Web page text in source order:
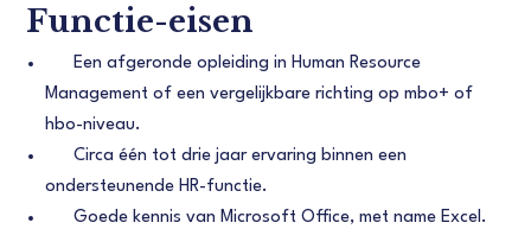
Functie-eisen
Een afgeronde opleiding in Human Resource
Management of een vergelijkbare richting op mbo+ of
hbo-niveau.
Circa één tot drie jaar ervaring binnen een
ondersteunende HR-functie.
Goede kennis van Microsoft Office, met name Excel.